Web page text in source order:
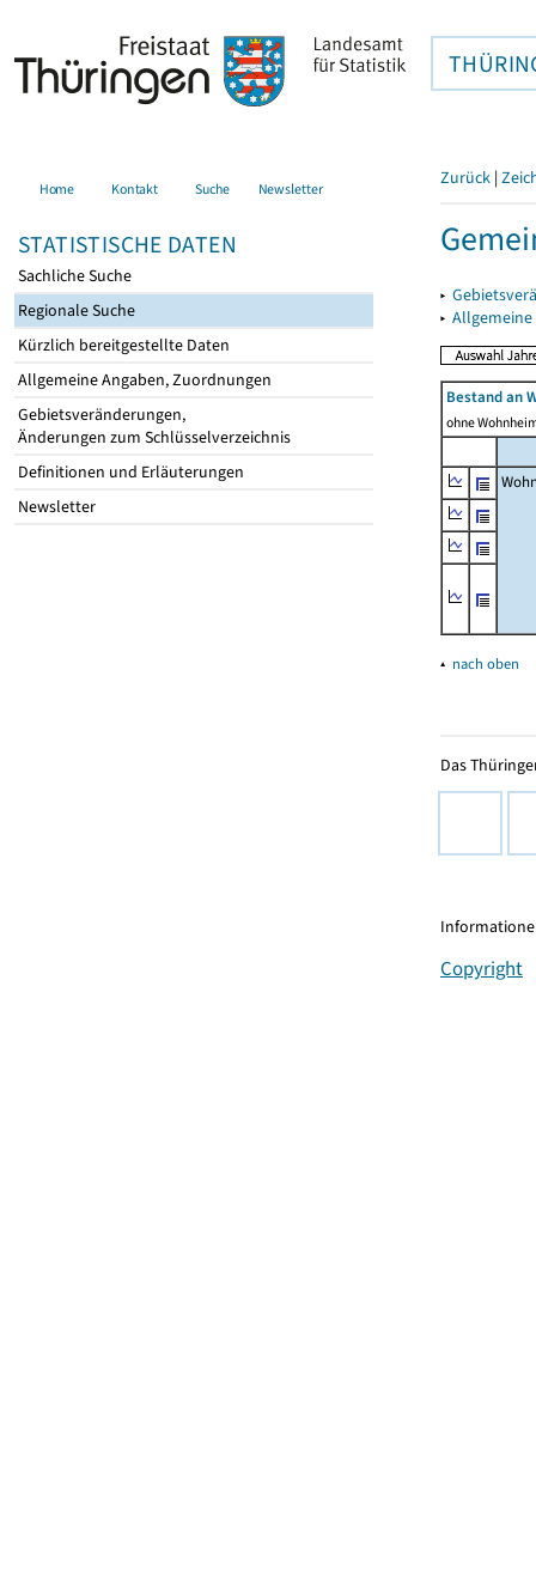
Home Kontakt Suche Newsletter
STATISTISCHE DATEN
Sachliche Suche
Regionale Suche
Kürzlich bereitgestellte Daten
Allgemeine Angaben, Zuordnungen
Gebietsveränderungen,
Änderungen zum Schlüsselverzeichnis
Definitionen und Erläuterungen
Newsletter
Zurück |
▸
▸
Bestand an
ohne
▴ nach oben
Das
Copyright